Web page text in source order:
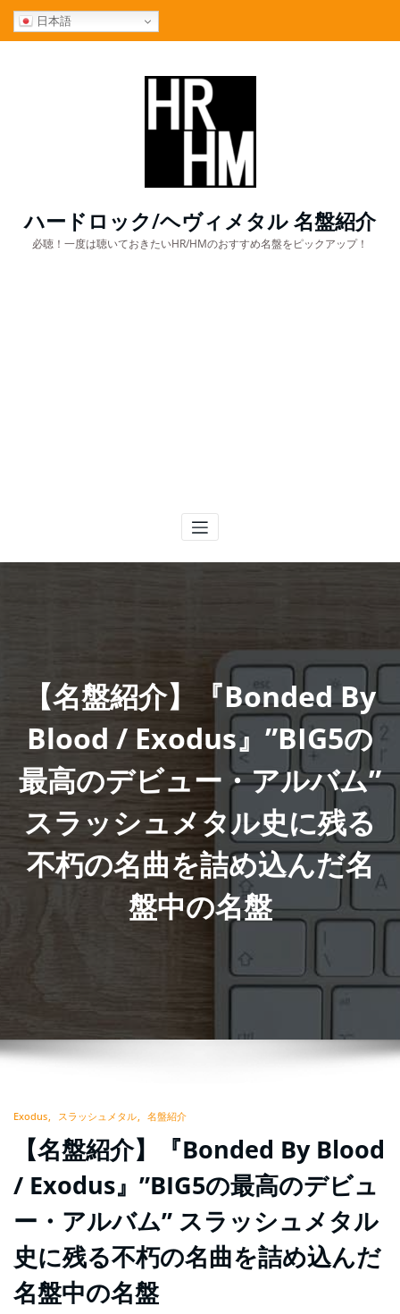
日本語
ハードロック/ヘヴィメタル 名盤紹介
必聴！一度は聴いておきたいHR/HMのおすすめ名盤をピックアップ！
【名盤紹介】『Bonded By
Blood / Exodus』”BIG5の
最高のデビュー・アルバム”
スラッシュメタル史に残る
不朽の名曲を詰め込んだ名
盤中の名盤
Exodus スラッシュメタル 名盤紹介
【名盤紹介】『Bonded By Blood
/ Exodus』”BIG5の最高のデビュ
ー・アルバム” スラッシュメタル
史に残る不朽の名曲を詰め込んだ
名盤中の名盤